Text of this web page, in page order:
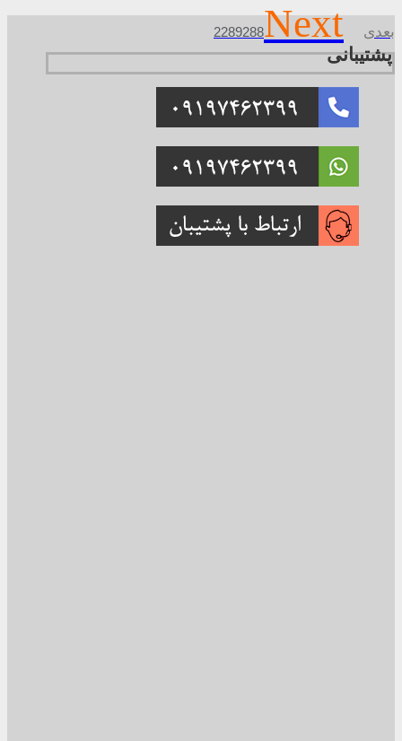
بعدی 2289288Next
پشتیبانی